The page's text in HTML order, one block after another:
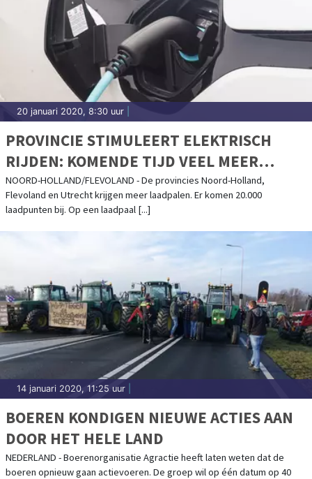
20 januari 2020, 8:30 uur
PROVINCIE STIMULEERT ELEKTRISCH
RIJDEN: KOMENDE TIJD VEEL MEER
LAADPALEN
NOORD-HOLLAND/FLEVOLAND - De provincies Noord-Holland,
Flevoland en Utrecht krijgen meer laadpalen. Er komen 20.000
laadpunten bij. Op een laadpaal [...]
14 januari 2020, 11:25 uur
BOEREN KONDIGEN NIEUWE ACTIES AAN
DOOR HET HELE LAND
NEDERLAND - Boerenorganisatie Agractie heeft laten weten dat de
boeren opnieuw gaan actievoeren. De groep wil op één datum op 40